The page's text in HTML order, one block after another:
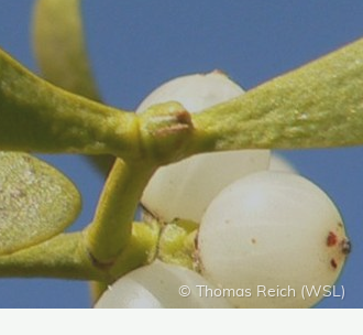
© Thomas Reich (WSL)